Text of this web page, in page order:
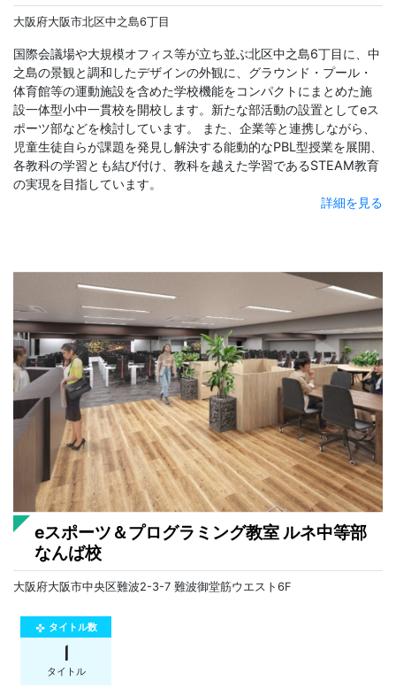
大阪府大阪市北区中之島6丁目
国際会議場や大規模オフィス等が立ち並ぶ北区中之島6丁目に、中
之島の景観と調和したデザインの外観に、グラウンド・プール・
体育館等の運動施設を含めた学校機能をコンパクトにまとめた施
設一体型小中一貫校を開校します。新たな部活動の設置としてeス
ポーツ部などを検討しています。 また、企業等と連携しながら、
児童生徒自らが課題を発見し解決する能動的なPBL型授業を展開、
各教科の学習とも結び付け、教科を越えた学習であるSTEAM教育
の実現を目指しています。
詳細を見る
eスポーツ＆プログラミング教室 ルネ中等部
なんば校
大阪府大阪市中央区難波2-3-7 難波御堂筋ウエスト6F
gamepad タイトル数
1
タイトル